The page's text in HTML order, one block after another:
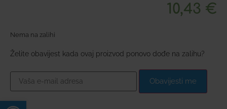
Open toolbar
10,43 €
Nema na zalihi
Želite obavijest kada ovaj proizvod ponovo dođe na zalihu?
Obavijesti me